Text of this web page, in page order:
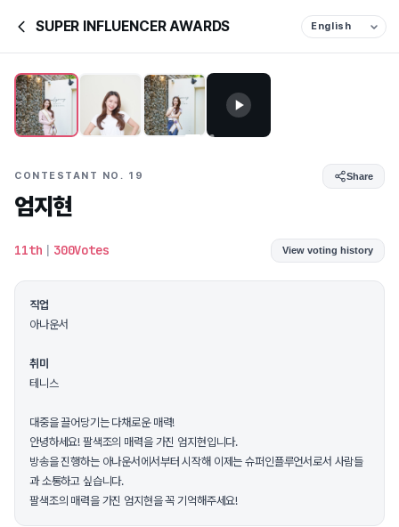
SUPER INFLUENCER AWARDS
CONTESTANT NO. 19 Share
엄지현
11th | 300Votes View voting history
직업
아나운서
취미
테니스
대중을 끌어당기는 다채로운 매력!
안녕하세요! 팔색조의 매력을 가진 엄지현입니다.
방송을 진행하는 아나운서에서부터 시작해 이제는 슈퍼인플루언서로서 사람들
과 소통하고 싶습니다.
팔색조의 매력을 가진 엄지현을 꼭 기억해주세요!